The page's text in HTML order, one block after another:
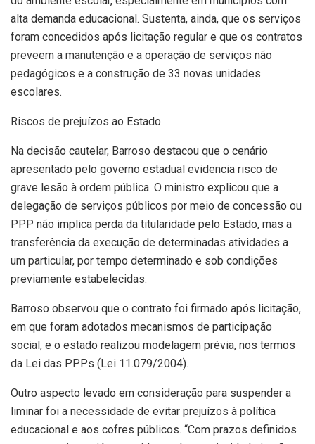
alta demanda educacional. Sustenta, ainda, que os serviços
foram concedidos após licitação regular e que os contratos
preveem a manutenção e a operação de serviços não
pedagógicos e a construção de 33 novas unidades
escolares.
Riscos de prejuízos ao Estado
Na decisão cautelar, Barroso destacou que o cenário
apresentado pelo governo estadual evidencia risco de
grave lesão à ordem pública. O ministro explicou que a
delegação de serviços públicos por meio de concessão ou
PPP não implica perda da titularidade pelo Estado, mas a
transferência da execução de determinadas atividades a
um particular, por tempo determinado e sob condições
previamente estabelecidas.
Barroso observou que o contrato foi firmado após licitação,
em que foram adotados mecanismos de participação
social, e o estado realizou modelagem prévia, nos termos
da Lei das PPPs (Lei 11.079/2004).
Outro aspecto levado em consideração para suspender a
liminar foi a necessidade de evitar prejuízos à política
educacional e aos cofres públicos. “Com prazos definidos